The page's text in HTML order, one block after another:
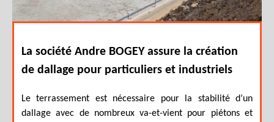
La société Andre BOGEY assure la création
de dallage pour particuliers et industriels
Le terrassement est nécessaire pour la stabilité d’un
dallage avec de nombreux va-et-vient pour piétons et